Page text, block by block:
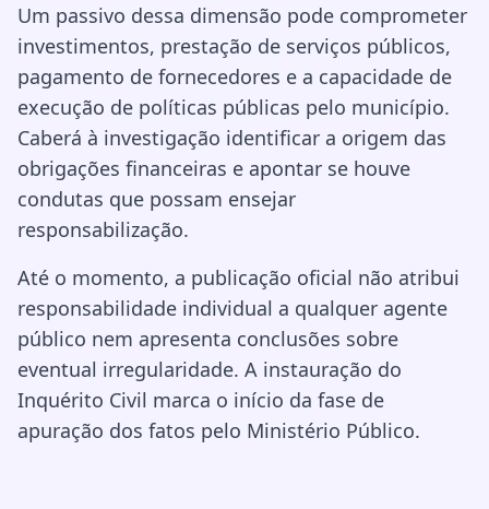
Um passivo dessa dimensão pode comprometer
investimentos, prestação de serviços públicos,
pagamento de fornecedores e a capacidade de
execução de políticas públicas pelo município.
Caberá à investigação identificar a origem das
obrigações financeiras e apontar se houve
condutas que possam ensejar
responsabilização.
Até o momento, a publicação oficial não atribui
responsabilidade individual a qualquer agente
público nem apresenta conclusões sobre
eventual irregularidade. A instauração do
Inquérito Civil marca o início da fase de
apuração dos fatos pelo Ministério Público.